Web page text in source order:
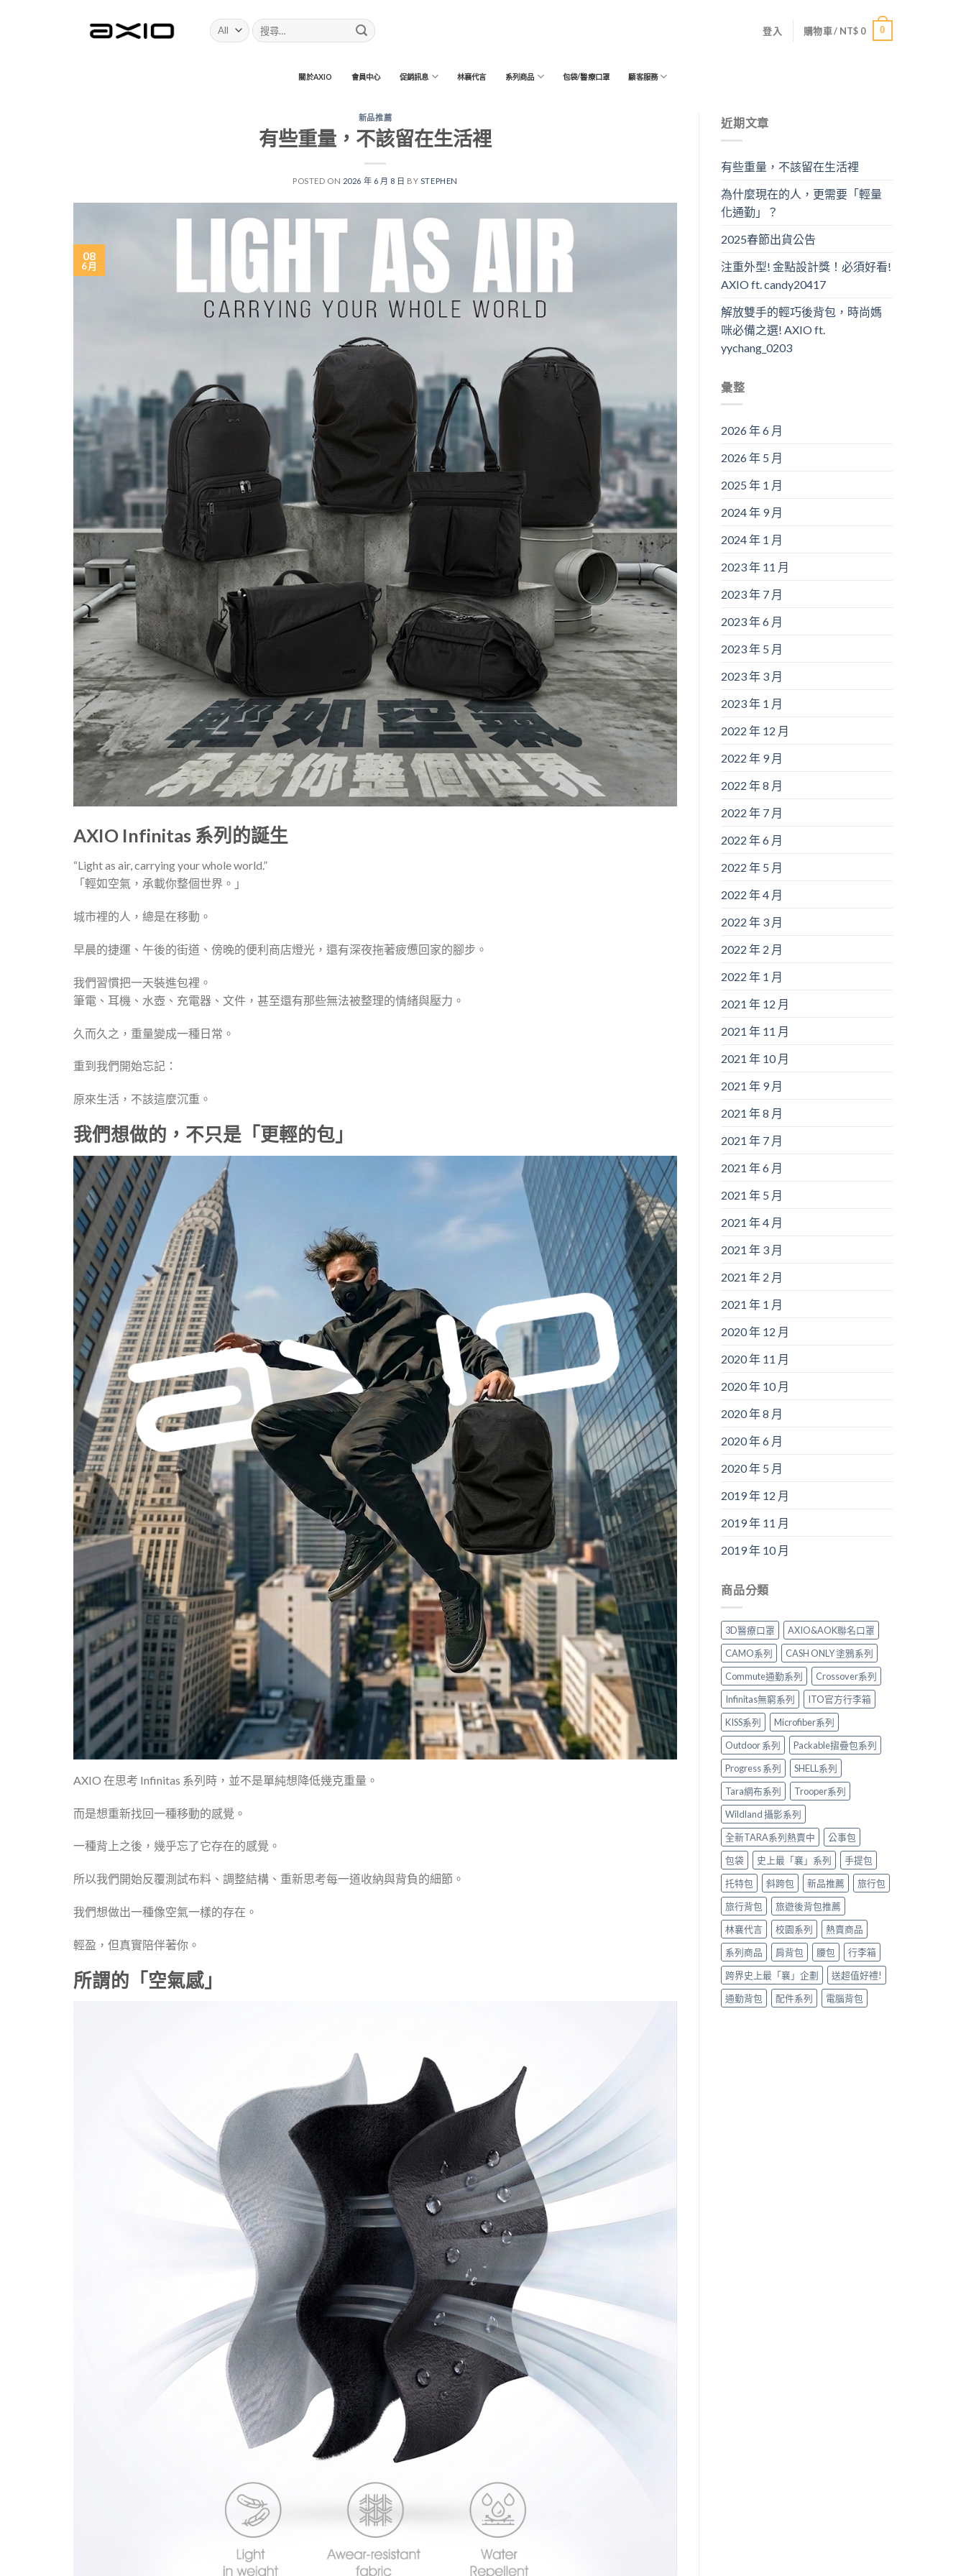
搜
尋:
登入 購物車 / NT$ 0 0
關於AXIO 會員中心 促銷訊息 林襄代言 系列商品 包袋/醫療口罩 顧客服務
新品推薦
有些重量，不該留在生活裡
POSTED ON 2026 年 6 月 8 日 BY STEPHEN
08
6 月
AXIO Infinitas 系列的誕生
“Light as air, carrying your whole world.”
「輕如空氣，承載你整個世界。」
城市裡的人，總是在移動。
早晨的捷運、午後的街道、傍晚的便利商店燈光，還有深夜拖著疲憊回家的腳步。
我們習慣把一天裝進包裡。
筆電、耳機、水壺、充電器、文件，甚至還有那些無法被整理的情緒與壓力。
久而久之，重量變成一種日常。
重到我們開始忘記：
原來生活，不該這麼沉重。
我們想做的，不只是「更輕的包」
AXIO 在思考 Infinitas 系列時，並不是單純想降低幾克重量。
而是想重新找回一種移動的感覺。
一種背上之後，幾乎忘了它存在的感覺。
所以我們開始反覆測試布料、調整結構、重新思考每一道收納與背負的細節。
我們想做出一種像空氣一樣的存在。
輕盈，但真實陪伴著你。
所謂的「空氣感」
近期文章
有些重量，不該留在生活裡
為什麼現在的人，更需要「輕量
化通勤」？
2025春節出貨公告
注重外型! 金點設計獎！必須好看!
AXIO ft. candy20417
解放雙手的輕巧後背包，時尚媽
咪必備之選! AXIO ft.
yychang_0203
彙整
2026 年 6 月
2026 年 5 月
2025 年 1 月
2024 年 9 月
2024 年 1 月
2023 年 11 月
2023 年 7 月
2023 年 6 月
2023 年 5 月
2023 年 3 月
2023 年 1 月
2022 年 12 月
2022 年 9 月
2022 年 8 月
2022 年 7 月
2022 年 6 月
2022 年 5 月
2022 年 4 月
2022 年 3 月
2022 年 2 月
2022 年 1 月
2021 年 12 月
2021 年 11 月
2021 年 10 月
2021 年 9 月
2021 年 8 月
2021 年 7 月
2021 年 6 月
2021 年 5 月
2021 年 4 月
2021 年 3 月
2021 年 2 月
2021 年 1 月
2020 年 12 月
2020 年 11 月
2020 年 10 月
2020 年 8 月
2020 年 6 月
2020 年 5 月
2019 年 12 月
2019 年 11 月
2019 年 10 月
商品分類
3D醫療口罩
AXIO&AOK聯名口罩
CAMO系列
CASH ONLY 塗鴉系列
Commute通勤系列
Crossover系列
Infinitas無窮系列
ITO官方行李箱
KISS系列
Microfiber系列
Outdoor 系列
Packable摺疊包系列
Progress 系列
SHELL系列
Tara網布系列
Trooper系列
Wildland 攝影系列
全新TARA系列熱賣中
公事包
包袋
史上最「襄」系列
手提包
托特包
斜跨包 新品推薦
旅行包
旅行背包
旅遊後背包推薦
林襄代言
校園系列
熱賣商品
系列商品
肩背包 腰包
行李箱
跨界史上最「襄」企劃
送超值好禮!
通勤背包
配件系列 電腦背包